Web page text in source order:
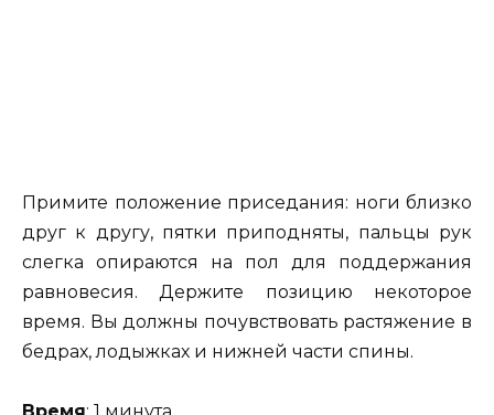
Примите положение приседания: ноги близко
друг к другу, пятки приподняты, пальцы рук
слегка опираются на пол для поддержания
равновесия. Держите позицию некоторое
время. Вы должны почувствовать растяжение в
бедрах, лодыжках и нижней части спины.